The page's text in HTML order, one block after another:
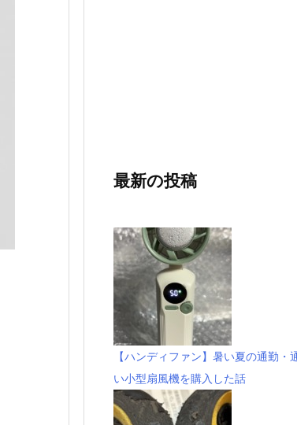
最新の投稿
【ハンディファン】暑い夏の通勤・
い小型扇風機を購入した話